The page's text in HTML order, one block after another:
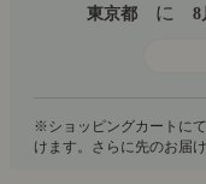
東京都 に 8